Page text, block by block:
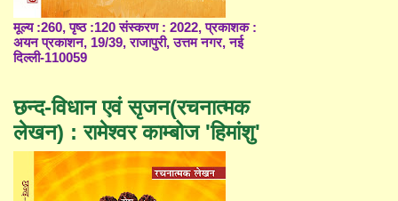
मूल्य :260, पृष्ठ :120 संस्करण : 2022, प्रकाशक :
अयन प्रकाशन, 19/39, राजापुरी, उत्तम नगर, नई
दिल्ली-110059
छन्द-विधान एवं सृजन(रचनात्मक
लेखन) : रामेश्वर काम्बोज 'हिमांशु'